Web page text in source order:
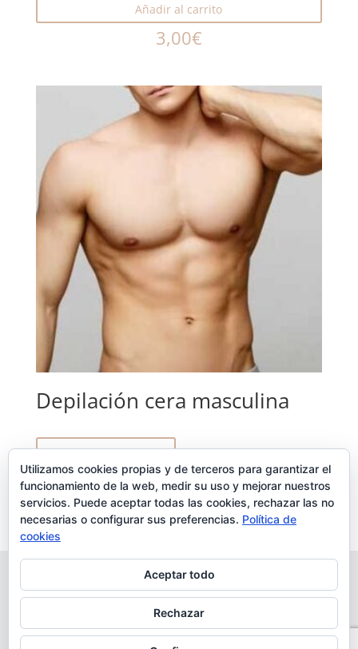
Añadir al carrito
3,00€
Depilación cera masculina
Ver productos
6,50€–25,00€
Política de cookies
Política de Privacidad
Envíos y devoluciones
Términos y condiciones
Utilizamos cookies propias y de terceros para garantizar el
funcionamiento de la web, medir su uso y mejorar nuestros
servicios. Puede aceptar todas las cookies, rechazar las no
necesarias o configurar sus preferencias. Política de
cookies
Aceptar todo
Rechazar